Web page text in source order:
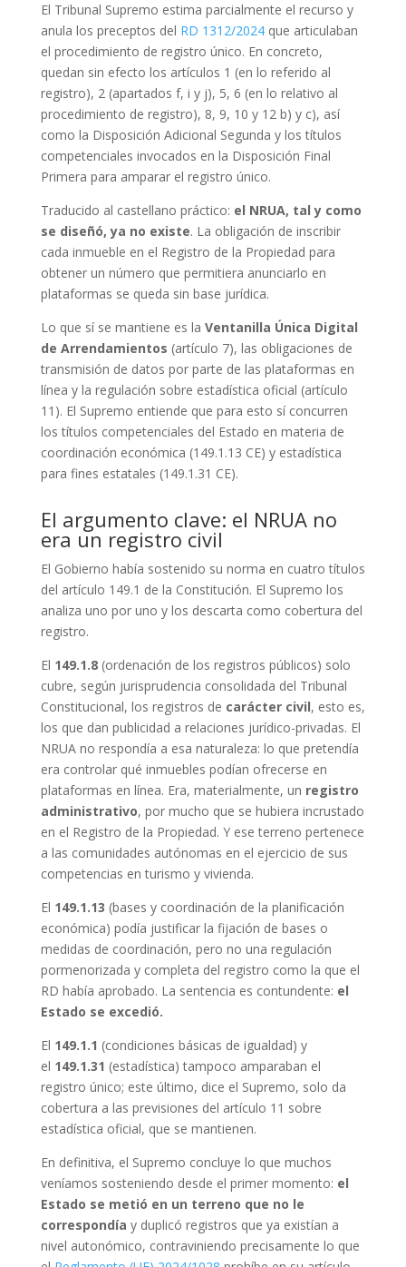
El Tribunal Supremo estima parcialmente el recurso y
anula los preceptos del RD 1312/2024que articulaban
el procedimiento de registro único. En concreto,
quedan sin efecto los artículos 1 (en lo referido al
registro), 2 (apartados f, i y j), 5, 6 (en lo relativo al
procedimiento de registro), 8, 9, 10 y 12 b) y c), así
como la Disposición Adicional Segunda y los títulos
competenciales invocados en la Disposición Final
Primera para amparar el registro único.
Traducido al castellano práctico: el NRUA, tal y como
se diseñó, ya no existe. La obligación de inscribir
cada inmueble en el Registro de la Propiedad para
obtener un número que permitiera anunciarlo en
plataformas se queda sin base jurídica.
Lo que sí se mantiene es la Ventanilla Única Digital
de Arrendamientos (artículo 7), las obligaciones de
transmisión de datos por parte de las plataformas en
línea y la regulación sobre estadística oficial (artículo
11). El Supremo entiende que para esto sí concurren
los títulos competenciales del Estado en materia de
coordinación económica (149.1.13 CE) y estadística
para fines estatales (149.1.31 CE).
El argumento clave: el NRUA no
era un registro civil
El Gobierno había sostenido su norma en cuatro títulos
del artículo 149.1 de la Constitución. El Supremo los
analiza uno por uno y los descarta como cobertura del
registro.
El 149.1.8(ordenación de los registros públicos) solo
cubre, según jurisprudencia consolidada del Tribunal
Constitucional, los registros de carácter civil, esto es,
los que dan publicidad a relaciones jurídico-privadas. El
NRUA no respondía a esa naturaleza: lo que pretendía
era controlar qué inmuebles podían ofrecerse en
plataformas en línea. Era, materialmente, un registro
administrativo, por mucho que se hubiera incrustado
en el Registro de la Propiedad. Y ese terreno pertenece
a las comunidades autónomas en el ejercicio de sus
competencias en turismo y vivienda.
El 149.1.13 (bases y coordinación de la planificación
económica) podía justificar la fijación de bases o
medidas de coordinación, pero no una regulación
pormenorizada y completa del registro como la que el
RD había aprobado. La sentencia es contundente: el
Estado se excedió.
El 149.1.1 (condiciones básicas de igualdad) y
el 149.1.31 (estadística) tampoco amparaban el
registro único; este último, dice el Supremo, solo da
cobertura a las previsiones del artículo 11 sobre
estadística oficial, que se mantienen.
En definitiva, el Supremo concluye lo que muchos
veníamos sosteniendo desde el primer momento: el
Estado se metió en un terreno que no le
correspondía y duplicó registros que ya existían a
nivel autonómico, contraviniendo precisamente lo que